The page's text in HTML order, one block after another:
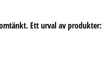
Ett urval av produkter: